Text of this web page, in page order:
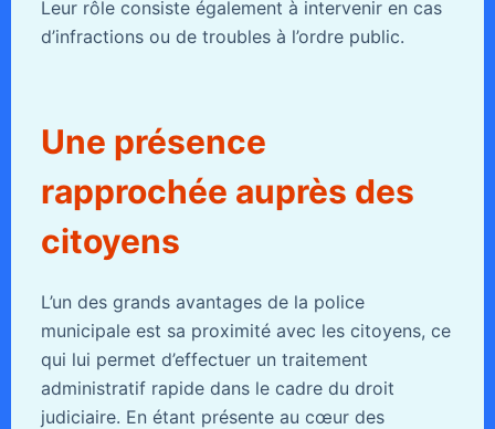
Leur rôle consiste également à intervenir en cas
d’infractions ou de troubles à l’ordre public.
Une présence
rapprochée auprès des
citoyens
L’un des grands avantages de la police
municipale est sa proximité avec les citoyens, ce
qui lui permet d’effectuer un traitement
administratif rapide dans le cadre du droit
judiciaire. En étant présente au cœur des